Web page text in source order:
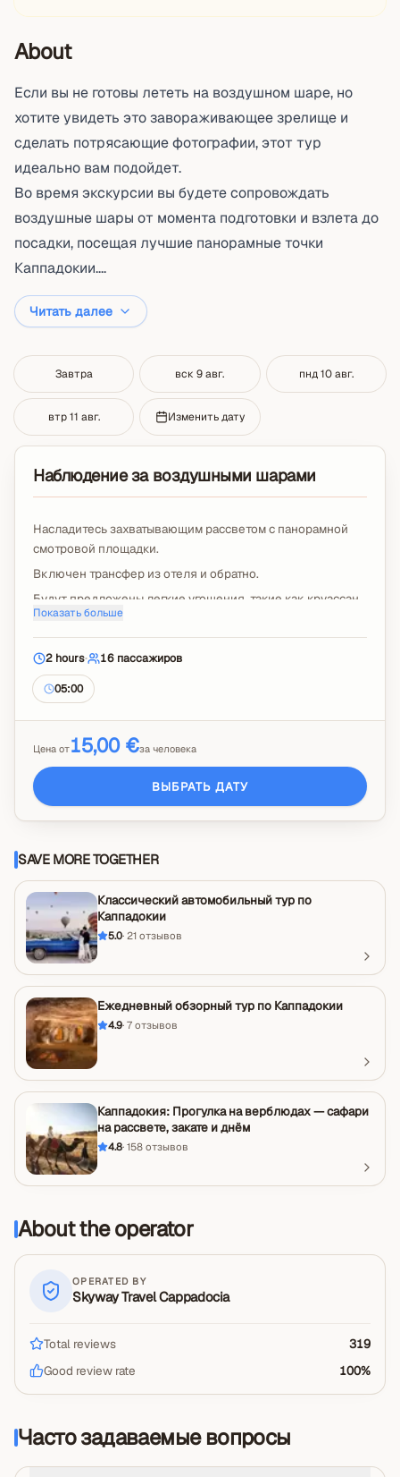
About
Если вы не готовы лететь на воздушном шаре, но
хотите увидеть это завораживающее зрелище и
сделать потрясающие фотографии, этот тур
идеально вам подойдет.
Во время экскурсии вы будете сопровождать
воздушные шары от момента подготовки и взлета до
посадки, посещая лучшие панорамные точки
Каппадокии....
Читать далее
Завтра вск 9 авг. пнд 10 авг.
втр 11 авг. Изменить дату
Наблюдение за воздушными шарами
Насладитесь захватывающим рассветом с панорамной
смотровой площадки.
Включен трансфер из отеля и обратно.
Будут предложены легкие угощения, такие как круассан
и сок.
Доступен аудиогид для знакомства с долинами, которые
вы посетите.
Показать больше
2 hours· 16 пассажиров
05:00
Цена от15,00 €за человека
ВЫБРАТЬ ДАТУ
SAVE MORE TOGETHER
Классический автомобильный тур по
Каппадокии
5.0· 21 отзывов
Ежедневный обзорный тур по Каппадокии
4.9· 7 отзывов
Каппадокия: Прогулка на верблюдах — сафари
на рассвете, закате и днём
4.8· 158 отзывов
About the operator
OPERATED BY
Skyway Travel Cappadocia
Total reviews
319
Good review rate
100%
Часто задаваемые вопросы